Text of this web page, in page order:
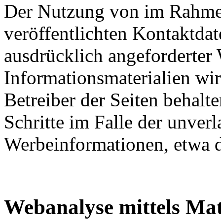
Der Nutzung von im
veröffentlichten
ausdrücklich angeforderter
Informationsmaterialien
Betreiber der Seiten
Schritte im Falle der
Werbeinformationen, etwa
Webanalyse mittels